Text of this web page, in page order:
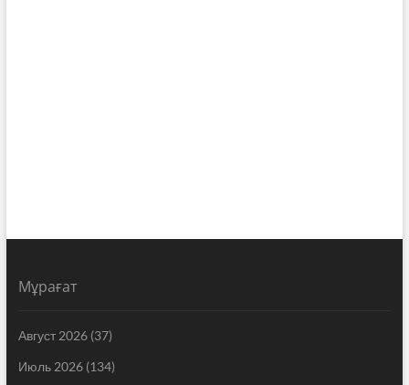
Мұрағат
Август 2026(37)
Июль 2026(134)